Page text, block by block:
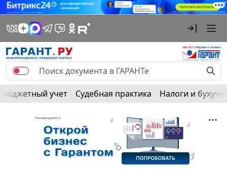
Бюджетный учет Судебная практика Налоги и